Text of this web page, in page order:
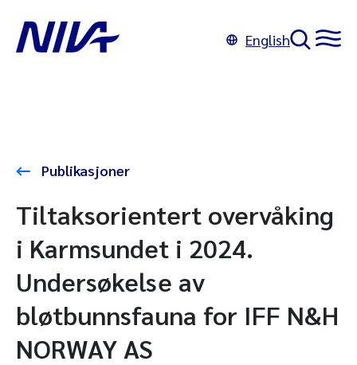
English
Publikasjoner
Tiltaksorientert overvåking
i Karmsundet i 2024.
Undersøkelse av
bløtbunnsfauna for IFF N&H
NORWAY AS